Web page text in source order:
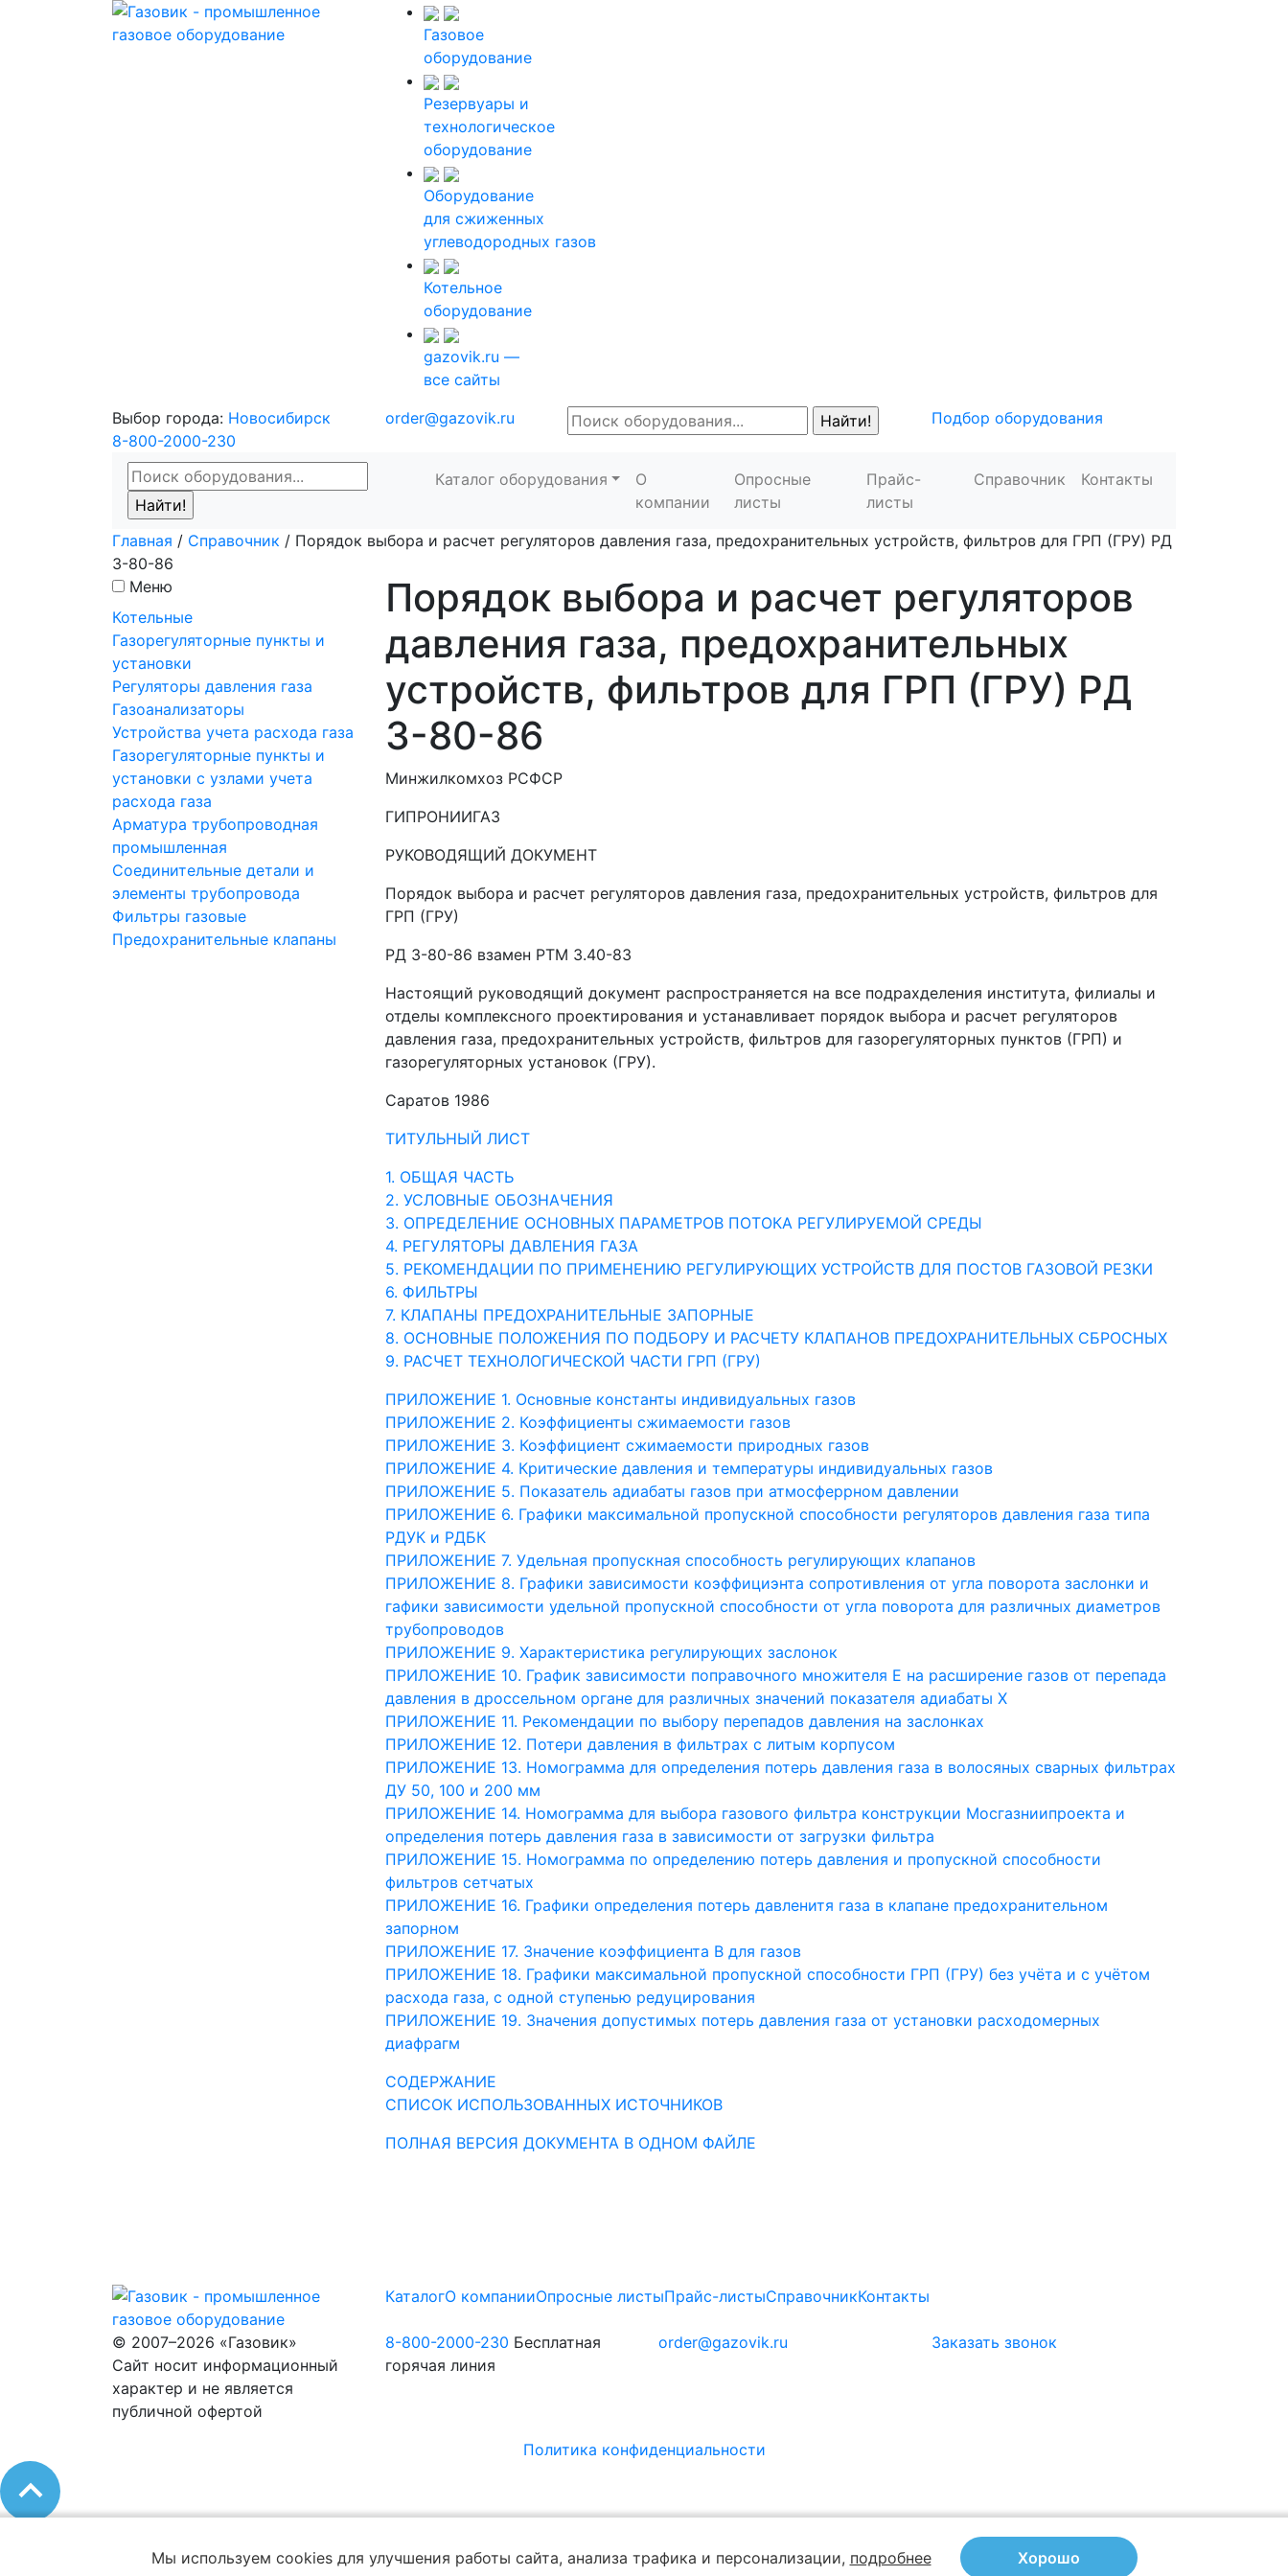
Газовое
оборудование
Резервуары и
технологическое
оборудование
Оборудование
для сжиженных
углеводородных газов
Котельное
оборудование
gazovik.ru —
все сайты
Выбор города: Новосибирск
8-800-2000-230
order@gazovik.ru Подбор оборудования
Каталог оборудования
О
компании
Опросные
листы
Прайс-
листы
Справочник Контакты
Главная / Справочник / Порядок выбора и расчет регуляторов давления газа, предохранительных устройств, фильтров для ГРП (ГРУ) РД
3-80-86
Меню
Котельные
Газорегуляторные пункты и
установки
Регуляторы давления газа
Газоанализаторы
Устройства учета расхода газа
Газорегуляторные пункты и
установки с узлами учета
расхода газа
Арматура трубопроводная
промышленная
Соединительные детали и
элементы трубопровода
Фильтры газовые
Предохранительные клапаны
Порядок выбора и расчет регуляторов
давления газа, предохранительных
устройств, фильтров для ГРП (ГРУ) РД
3-80-86
Минжилкомхоз РСФСР
ГИПРОНИИГАЗ
РУКОВОДЯЩИЙ ДОКУМЕНТ
Порядок выбора и расчет регуляторов давления газа, предохранительных устройств, фильтров для
ГРП (ГРУ)
РД 3-80-86 взамен РТМ 3.40-83
Настоящий руководящий документ распространяется на все подрахделения института, филиалы и
отделы комплексного проектирования и устанавливает порядок выбора и расчет регуляторов
давления газа, предохранительных устройств, фильтров для газорегуляторных пунктов (ГРП) и
газорегуляторных установок (ГРУ).
Саратов 1986
ТИТУЛЬНЫЙ ЛИСТ
1. ОБЩАЯ ЧАСТЬ
2. УСЛОВНЫЕ ОБОЗНАЧЕНИЯ
3. ОПРЕДЕЛЕНИЕ ОСНОВНЫХ ПАРАМЕТРОВ ПОТОКА РЕГУЛИРУЕМОЙ СРЕДЫ
4. РЕГУЛЯТОРЫ ДАВЛЕНИЯ ГАЗА
5. РЕКОМЕНДАЦИИ ПО ПРИМЕНЕНИЮ РЕГУЛИРУЮЩИХ УСТРОЙСТВ ДЛЯ ПОСТОВ ГАЗОВОЙ РЕЗКИ
6. ФИЛЬТРЫ
7. КЛАПАНЫ ПРЕДОХРАНИТЕЛЬНЫЕ ЗАПОРНЫЕ
8. ОСНОВНЫЕ ПОЛОЖЕНИЯ ПО ПОДБОРУ И РАСЧЕТУ КЛАПАНОВ ПРЕДОХРАНИТЕЛЬНЫХ СБРОСНЫХ
9. РАСЧЕТ ТЕХНОЛОГИЧЕСКОЙ ЧАСТИ ГРП (ГРУ)
ПРИЛОЖЕНИЕ 1. Основные константы индивидуальных газов
ПРИЛОЖЕНИЕ 2. Коэффициенты сжимаемости газов
ПРИЛОЖЕНИЕ 3. Коэффициент сжимаемости природных газов
ПРИЛОЖЕНИЕ 4. Критические давления и температуры индивидуальных газов
ПРИЛОЖЕНИЕ 5. Показатель адиабаты газов при атмосферрном давлении
ПРИЛОЖЕНИЕ 6. Графики максимальной пропускной способности регуляторов давления газа типа
РДУК и РДБК
ПРИЛОЖЕНИЕ 7. Удельная пропускная способность регулирующих клапанов
ПРИЛОЖЕНИЕ 8. Графики зависимости коэффициэнта сопротивления от угла поворота заслонки и
гафики зависимости удельной пропускной способности от угла поворота для различных диаметров
трубопроводов
ПРИЛОЖЕНИЕ 9. Характеристика регулирующих заслонок
ПРИЛОЖЕНИЕ 10. График зависимости поправочного множителя Е на расширение газов от перепада
давления в дроссельном органе для различных значений показателя адиабаты Х
ПРИЛОЖЕНИЕ 11. Рекомендации по выбору перепадов давления на заслонках
ПРИЛОЖЕНИЕ 12. Потери давления в фильтрах с литым корпусом
ПРИЛОЖЕНИЕ 13. Номограмма для определения потерь давления газа в волосяных сварных фильтрах
ДУ 50, 100 и 200 мм
ПРИЛОЖЕНИЕ 14. Номограмма для выбора газового фильтра конструкции Мосгазниипроекта и
определения потерь давления газа в зависимости от загрузки фильтра
ПРИЛОЖЕНИЕ 15. Номограмма по определению потерь давления и пропускной способности
фильтров сетчатых
ПРИЛОЖЕНИЕ 16. Графики определения потерь давленитя газа в клапане предохранительном
запорном
ПРИЛОЖЕНИЕ 17. Значение коэффициента B для газов
ПРИЛОЖЕНИЕ 18. Графики максимальной пропускной способности ГРП (ГРУ) без учёта и с учётом
расхода газа, с одной ступенью редуцирования
ПРИЛОЖЕНИЕ 19. Значения допустимых потерь давления газа от установки расходомерных
диафрагм
СОДЕРЖАНИЕ
СПИСОК ИСПОЛЬЗОВАННЫХ ИСТОЧНИКОВ
ПОЛНАЯ ВЕРСИЯ ДОКУМЕНТА В ОДНОМ ФАЙЛЕ
КаталогО компанииОпросные листыПрайс-листыСправочникКонтакты
© 2007–2026 «Газовик»
Сайт носит информационный
характер и не является
публичной офертой
8-800-2000-230 Бесплатная
горячая линия
order@gazovik.ru Заказать звонок
Политика конфиденциальности
Мы используем cookies для улучшения работы сайта, анализа трафика и персонализации, подробнее Хорошо